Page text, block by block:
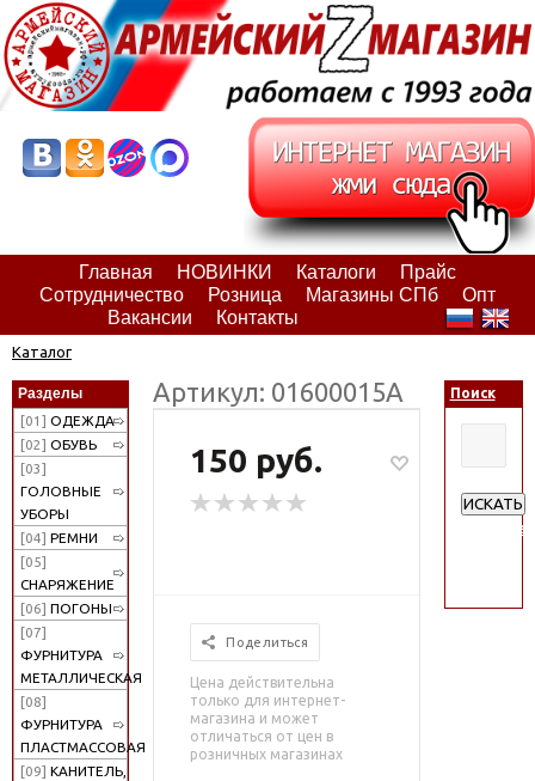
Главная НОВИНКИ Каталоги
Прайс
Сотрудничество
Розница Магазины СПб
Опт
Вакансии
Контакты
Каталог
Разделы
[01] ОДЕЖДА
[02] ОБУВЬ
[03]
ГОЛОВНЫЕ
УБОРЫ
[04] РЕМНИ
[05]
СНАРЯЖЕНИЕ
[06] ПОГОНЫ
[07]
ФУРНИТУРА
МЕТАЛЛИЧЕСКАЯ
[08]
ФУРНИТУРА
ПЛАСТМАССОВАЯ
[09] КАНИТЕЛЬ,
Артикул: 01600015А
150 руб.
Поделиться
Цена действительна
только для интернет-
магазина и может
отличаться от цен в
розничных магазинах
Поиск
ИСКАТЬ